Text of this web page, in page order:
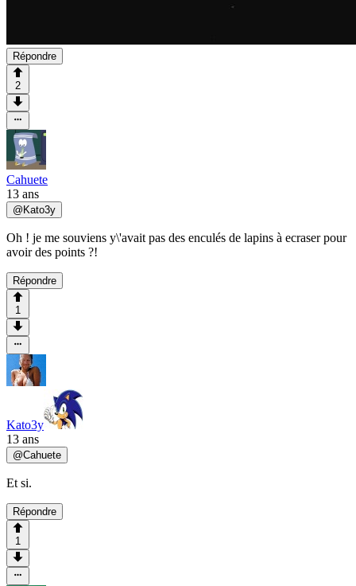
Répondre
2
Cahuete
13 ans
@ Kato3y
Oh ! je me souviens y\'avait pas des enculés de lapins à ecraser pour
avoir des points ?!
Répondre
1
Kato3y
13 ans
@Cahuete
Et si.
Répondre
1